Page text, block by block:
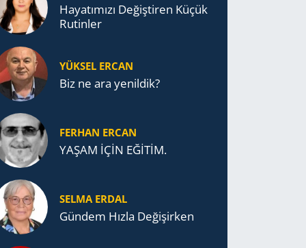
Ha­ya­tı­mı­zı De­ğiş­ti­ren Küçük
Ru­tin­ler
YÜKSEL ERCAN
Biz ne ara yenildik?
FERHAN ERCAN
YAŞAM İÇİN EĞİTİM.
SELMA ERDAL
Gündem Hızla Değişirken